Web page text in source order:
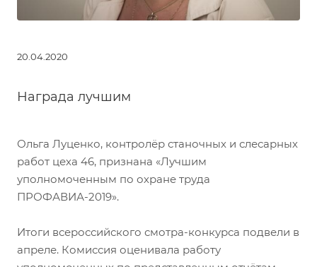
20.04.2020
Награда лучшим
Ольга Луценко, контролёр станочных и слесарных
работ цеха 46, признана «Лучшим
уполномоченным по охране труда
ПРОФАВИА-2019».
Итоги всероссийского смотра-конкурса подвели в
апреле. Комиссия оценивала работу